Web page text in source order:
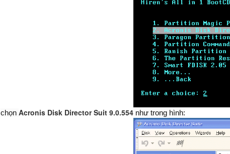
chọn Acronis Disk Director Suit 9.0.554 như trong hình: